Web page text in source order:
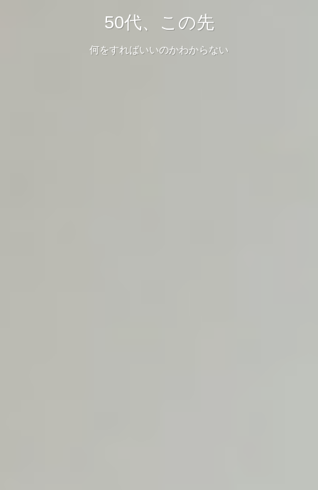
今、はじめよう！
いきいきとした人生を送るために
50代からの生き方！
子育て終了後から始める在宅ワークブログ
50代、この先
何をすればいいのかわからない